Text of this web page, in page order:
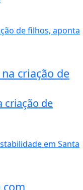
criação de
criação de
com